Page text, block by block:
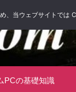
PCの基礎知識
、当ウェブサイトで